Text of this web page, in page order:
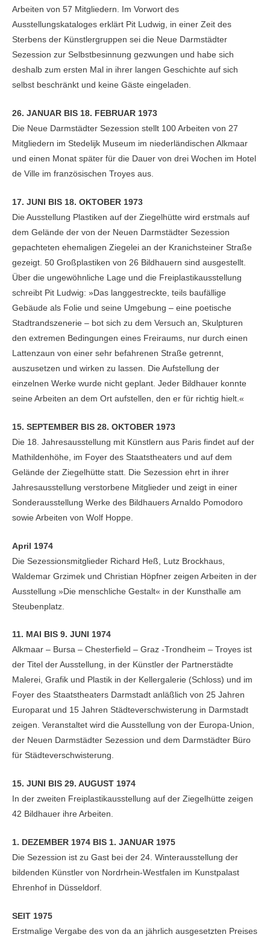
Arbeiten von 57 Mitgliedern. Im Vorwort des
Ausstellungskataloges erklärt Pit Ludwig, in einer Zeit des
Sterbens der Künstlergruppen sei die Neue Darmstädter
Sezession zur Selbstbesinnung gezwungen und habe sich
deshalb zum ersten Mal in ihrer langen Geschichte auf sich
selbst beschränkt und keine Gäste eingeladen.
26. JANUAR BIS 18. FEBRUAR 1973
Die Neue Darmstädter Sezession stellt 100 Arbeiten von 27
Mitgliedern im Stedelijk Museum im niederländischen Alkmaar
und einen Monat später für die Dauer von drei Wochen im Hotel
de Ville im französischen Troyes aus.
17. JUNI BIS 18. OKTOBER 1973
Die Ausstellung Plastiken auf der Ziegelhütte wird erstmals auf
dem Gelände der von der Neuen Darmstädter Sezession
gepachteten ehemaligen Ziegelei an der Kranichsteiner Straße
gezeigt. 50 Großplastiken von 26 Bildhauern sind ausgestellt.
Über die ungewöhnliche Lage und die Freiplastikausstellung
schreibt Pit Ludwig: »Das langgestreckte, teils baufällige
Gebäude als Folie und seine Umgebung – eine poetische
Stadtrandszenerie – bot sich zu dem Versuch an, Skulpturen
den extremen Bedingungen eines Freiraums, nur durch einen
Lattenzaun von einer sehr befahrenen Straße getrennt,
auszusetzen und wirken zu lassen. Die Aufstellung der
einzelnen Werke wurde nicht geplant. Jeder Bildhauer konnte
seine Arbeiten an dem Ort aufstellen, den er für richtig hielt.«
15. SEPTEMBER BIS 28. OKTOBER 1973
Die 18. Jahresausstellung mit Künstlern aus Paris findet auf der
Mathildenhöhe, im Foyer des Staatstheaters und auf dem
Gelände der Ziegelhütte statt. Die Sezession ehrt in ihrer
Jahresausstellung verstorbene Mitglieder und zeigt in einer
Sonderausstellung Werke des Bildhauers Arnaldo Pomodoro
sowie Arbeiten von Wolf Hoppe.
April 1974
Die Sezessionsmitglieder Richard Heß, Lutz Brockhaus,
Waldemar Grzimek und Christian Höpfner zeigen Arbeiten in der
Ausstellung »Die menschliche Gestalt« in der Kunsthalle am
Steubenplatz.
11. MAI BIS 9. JUNI 1974
Alkmaar – Bursa – Chesterfield – Graz -Trondheim – Troyes ist
der Titel der Ausstellung, in der Künstler der Partnerstädte
Malerei, Grafik und Plastik in der Kellergalerie (Schloss) und im
Foyer des Staatstheaters Darmstadt anläßlich von 25 Jahren
Europarat und 15 Jahren Städteverschwisterung in Darmstadt
zeigen. Veranstaltet wird die Ausstellung von der Europa-Union,
der Neuen Darmstädter Sezession und dem Darmstädter Büro
für Städteverschwisterung.
15. JUNI BIS 29. AUGUST 1974
In der zweiten Freiplastikausstellung auf der Ziegelhütte zeigen
42 Bildhauer ihre Arbeiten.
1. DEZEMBER 1974 BIS 1. JANUAR 1975
Die Sezession ist zu Gast bei der 24. Winterausstellung der
bildenden Künstler von Nordrhein-Westfalen im Kunstpalast
Ehrenhof in Düsseldorf.
SEIT 1975
Erstmalige Vergabe des von da an jährlich ausgesetzten Preises